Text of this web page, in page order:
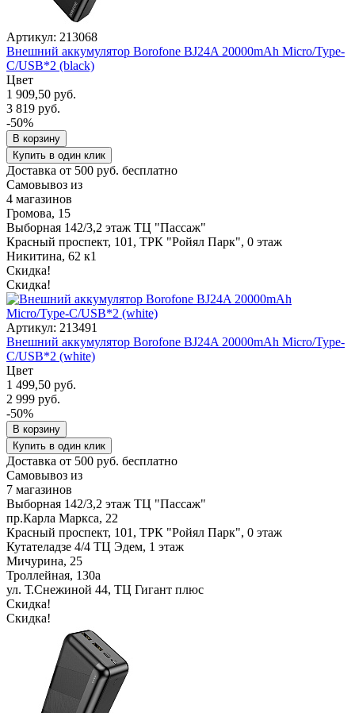
Артикул: 213068
Внешний аккумулятор Borofone BJ24A 20000mAh Micro/Type-
C/USB*2 (black)
Цвет
1 909,50 руб.
3 819 руб.
-50%
В корзину
Купить в один клик
Доставка от 500 руб. бесплатно
Самовывоз из
4 магазинов
Громова, 15
Выборная 142/3,2 этаж ТЦ "Пассаж"
Красный проспект, 101, ТРК "Ройял Парк", 0 этаж
Никитина, 62 к1
Скидка!
Скидка!
Артикул: 213491
Внешний аккумулятор Borofone BJ24A 20000mAh Micro/Type-
C/USB*2 (white)
Цвет
1 499,50 руб.
2 999 руб.
-50%
В корзину
Купить в один клик
Доставка от 500 руб. бесплатно
Самовывоз из
7 магазинов
Выборная 142/3,2 этаж ТЦ "Пассаж"
пр.Карла Маркса, 22
Красный проспект, 101, ТРК "Ройял Парк", 0 этаж
Кутателадзе 4/4 ТЦ Эдем, 1 этаж
Мичурина, 25
Троллейная, 130а
ул. Т.Снежиной 44, ТЦ Гигант плюс
Скидка!
Скидка!